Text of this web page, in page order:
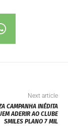
Next article
CAMPANHA INÉDITA
ADERIR AO CLUBE
SMILES PLANO 7 MIL